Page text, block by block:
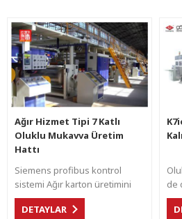
Ağır Hizmet Tipi 7 Katlı
Oluklu Mukavva Üretim
Hattı
Siemens profibus kontrol
sistemi Ağır karton üretimini
sağlamak için akıllı sıcaklık
kontrolü ve buhar tasarrufu
DETAYLAR
de
için